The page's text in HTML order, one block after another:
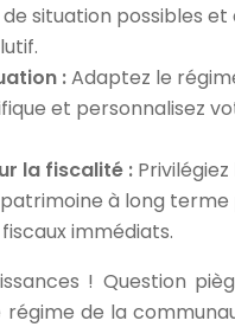
situation possibles et
:Adaptez le
et personnalisez
la fiscalité : Privilégiez
à long terme
immédiats.
! Question
régime de la